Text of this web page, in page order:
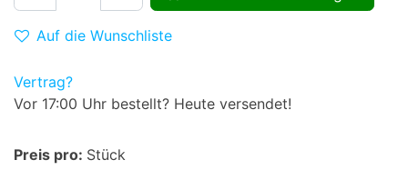
Auf die Wunschliste
Vertrag?
Vor 17:00 Uhr bestellt? Heute versendet!
Preis pro: Stück